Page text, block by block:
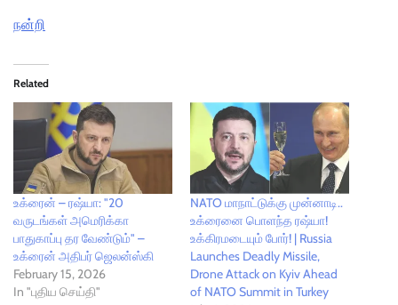
நன்றி
Related
உக்ரைன் – ரஷ்யா: "20
வருடங்கள் அமெரிக்கா
பாதுகாப்பு தர வேண்டும்" –
உக்ரைன் அதிபர் ஜெலன்ஸ்கி
February 15, 2026
In "புதிய செய்தி"
NATO மாநாட்டுக்கு முன்னாடி..
உக்ரைனை பொளந்த ரஷ்யா!
உக்கிரமடையும் போர்! | Russia
Launches Deadly Missile,
Drone Attack on Kyiv Ahead
of NATO Summit in Turkey